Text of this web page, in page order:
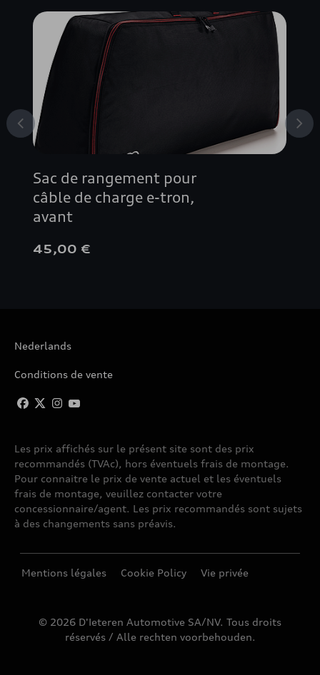
E-TRON GT
Q3
Sac de rangement pour
câble de charge e-tron,
avant
45,00 €
Nederlands
Conditions de vente
Les prix affichés sur le présent site sont des prix
recommandés (TVAc), hors éventuels frais de montage.
Pour connaitre le prix de vente actuel et les éventuels
frais de montage, veuillez contacter votre
concessionnaire/agent. Les prix recommandés sont sujets
à des changements sans préavis.
Mentions légales Cookie Policy Vie privée
© 2026 D'Ieteren Automotive SA/NV. Tous droits
réservés / Alle rechten voorbehouden.